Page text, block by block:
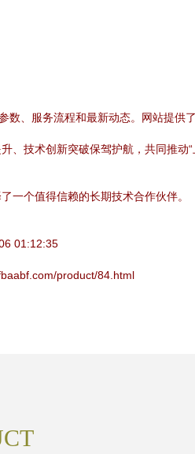
数、服务流程和最新动态。网站提
技术创新突破保驾护航，共同推动“
一个值得信赖的长期技术合作伙伴。
01:12:35
product/84.html